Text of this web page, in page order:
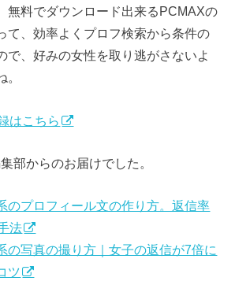
無料でダウンロード出来るPCMAXの
て、効率よくプロフ検索から条件の
で、好みの女性を取り逃がさないよ
はこちら
部からのお届けでした。
のプロフィール文の作り方。返信率
法
の写真の撮り方｜女子の返信が7倍に
ツ